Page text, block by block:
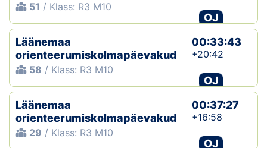
51 / Klass: R3 M10
OJ
Läänemaa
orienteerumiskolmapäevakud
58 / Klass: R3 M10
00:33:43
+20:42
OJ
Läänemaa
orienteerumiskolmapäevakud
29 / Klass: R3 M10
00:37:27
+16:58
OJ